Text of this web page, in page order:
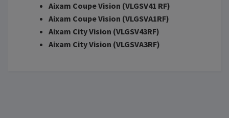
Aixam Coupe Vision (VLGSV41 RF)
Aixam Coupe Vision (VLGSVA1RF)
Aixam City Vision (VLGSV43RF)
Aixam City Vision (VLGSVA3RF)